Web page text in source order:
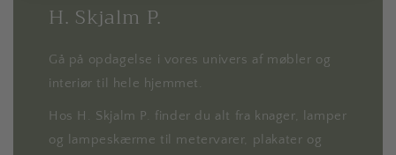
H. Skjalm P.
Gå på opdagelse i vores univers af møbler og
interiør til hele hjemmet.
Hos H. Skjalm P. finder du alt fra knager, lamper
og lampeskærme til metervarer, plakater og